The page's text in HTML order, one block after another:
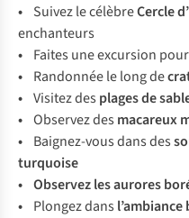
• Suivez le célèbreCercle
enchanteurs
• Faites une excursion
• Randonnée le long de
• Visitez des plages de
• Observez des macareux
• Baignez-vous dans des
turquoise
• Observez les aurores
• Plongez dans l’ambiance